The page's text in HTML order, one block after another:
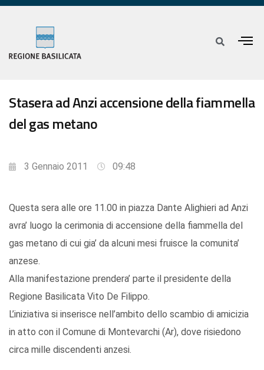
Stasera ad Anzi accensione della fiammella
del gas metano
3 Gennaio 2011 09:48
Questa sera alle ore 11.00 in piazza Dante Alighieri ad Anzi
avra’ luogo la cerimonia di accensione della fiammella del
gas metano di cui gia’ da alcuni mesi fruisce la comunita’
anzese.
Alla manifestazione prendera’ parte il presidente della
Regione Basilicata Vito De Filippo.
L’iniziativa si inserisce nell’ambito dello scambio di amicizia
in atto con il Comune di Montevarchi (Ar), dove risiedono
circa mille discendenti anzesi.